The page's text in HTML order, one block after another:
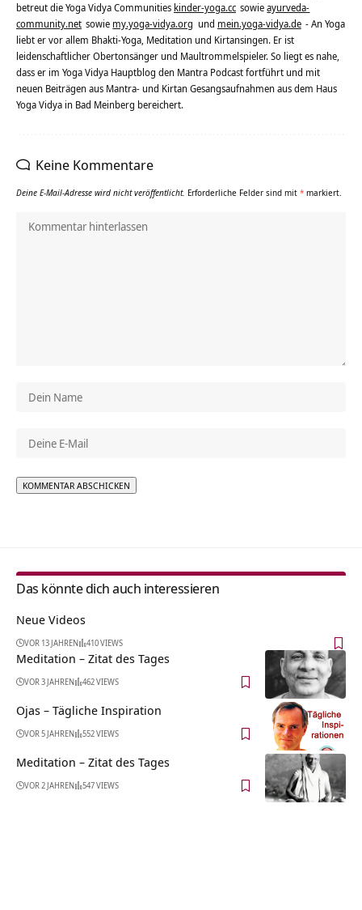
betreut die Yoga Vidya Communities kinder-yoga.cc sowieayurveda-
community.net sowie my.yoga-vidya.org und mein.yoga-vidya.de - An Yoga
liebt er vor allem Bhakti-Yoga, Meditation und Kirtansingen. Er ist
leidenschaftlicher Obertonsänger und Maultrommelspieler. So liegt es nahe,
dass er im Yoga Vidya Hauptblog den Mantra Podcast fortführt und mit
neuen Beiträgen aus Mantra- und Kirtan Gesangsaufnahmen aus dem Haus
Yoga Vidya in Bad Meinberg bereichert.
Keine Kommentare
Deine E-Mail-Adresse wird nicht veröffentlicht. Erforderliche Felder sind mit * markiert.
Das könnte dich auch interessieren
Neue Videos
VOR 13 JAHREN 410 VIEWS
Meditation – Zitat des Tages
VOR 3 JAHREN 462 VIEWS
Ojas – Tägliche Inspiration
VOR 5 JAHREN 552 VIEWS
Meditation – Zitat des Tages
VOR 2 JAHREN 547 VIEWS